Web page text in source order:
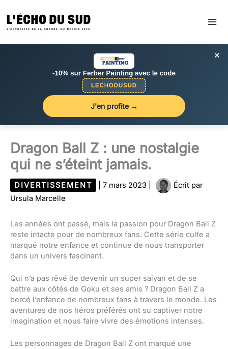
au
contenu
×
J'en profite →
Dragon Ball Z : une nostalgie
qui ne s’éteint jamais.
DIVERTISSEMENT 7 mars 2023
Écrit par
Ursula Marcelle
Les années ont passé, mais la passion pour Dragon Ball Z
reste intacte pour de nombreux fans. Cette série culte a
marqué notre enfance et continue de nous transporter
dans un univers fascinant.
Qui n’a pas rêvé de devenir un super saiyan et de se
battre aux côtés de Goku et ses amis ? Dragon Ball Z a
bercé l’enfance de nombreux fans à travers le monde. Les
aventures de nos héros préférés ont su captiver notre
imagination et nous faire vivre des émotions intenses.
Les personnages de Dragon Ball Z ont marqué une